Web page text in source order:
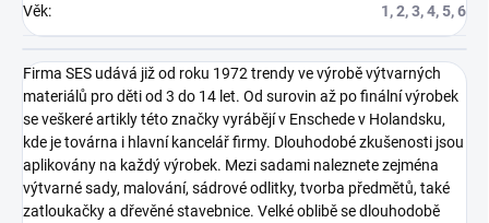
Věk: 1, 2, 3, 4, 5, 6
Firma SES udává již od roku 1972 trendy ve výrobě výtvarných
materiálů pro děti od 3 do 14 let. Od surovin až po finální výrobek
se veškeré artikly této značky vyrábějí v Enschede v Holandsku,
kde je továrna i hlavní kancelář firmy. Dlouhodobé zkušenosti jsou
aplikovány na každý výrobek. Mezi sadami naleznete zejména
výtvarné sady, malování, sádrové odlitky, tvorba předmětů, také
zatloukačky a dřevěné stavebnice. Velké oblibě se dlouhodobě